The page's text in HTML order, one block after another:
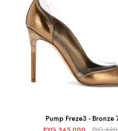
Pump Freze3 - Bronze